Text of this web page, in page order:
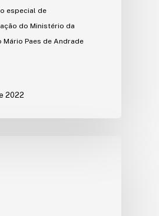
especial de
do Ministério da
Mário Paes de Andrade
2022